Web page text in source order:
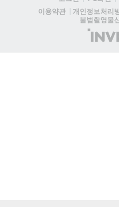
이용약관
개인정보처리
불법촬영물
(
인